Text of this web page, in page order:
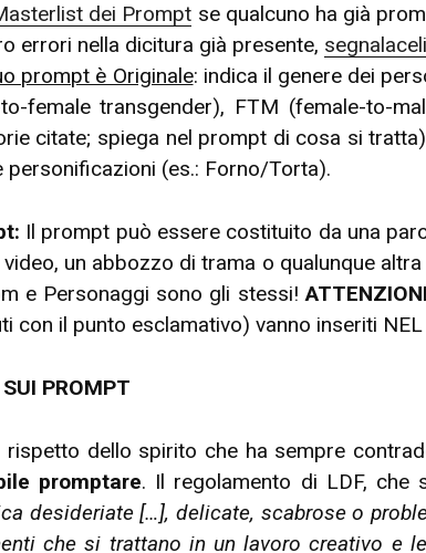
dei Prompt se qualcuno ha già
errori nella dicitura già presente, segnalaceli
prompt è Originale: indica il genere dei
to-female transgender), FTM (female-to-
citate; spiega nel prompt di cosa si
personificazioni (es.: Forno/Torta).
Il prompt può essere costituito da una
video, un abbozzo di trama o qualunque
e Personaggi sono gli stessi!
con il punto esclamativo) vanno inseriti
PROMPT
rispetto dello spirito che ha sempre
promptare. Il regolamento di LDF, che
desideriate […], delicate, scabrose o
che si trattano in un lavoro creativo e